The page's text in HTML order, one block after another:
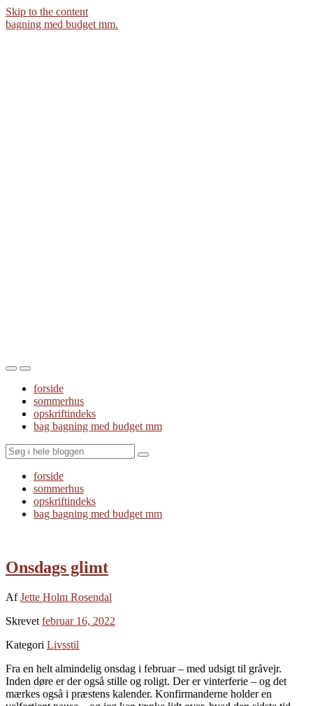
Skip to the content
bagning med budget mm.
Toggle
mobile
menu
Toggle
the
search
field
forside
sommerhus
opskriftindeks
bag bagning med budget mm
Search
forside
sommerhus
opskriftindeks
bag bagning med budget mm
Onsdags glimt
AfJette Holm Rosendal
Skrevet februar 16, 2022
Kategori Livsstil
Fra en helt almindelig onsdag i februar – med udsigt til gråvejr.
Inden døre er der også stille og roligt. Der er vinterferie – og det
mærkes også i præstens kalender. Konfirmanderne holder en